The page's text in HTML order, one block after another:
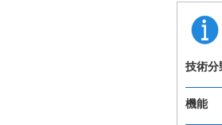
技術分
機能